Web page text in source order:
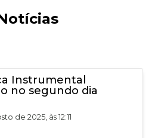
Instrumental
no segundo dia
de 2025, às 12:11